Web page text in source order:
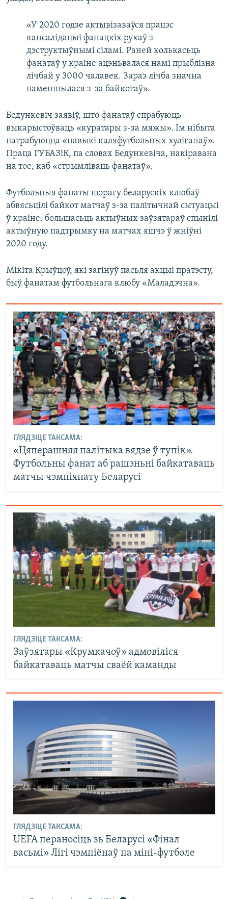
«У 2020 годзе актывізаваўся працэс
кансалідацыі фанацкіх рухаў з
дэструктыўнымі сіламі. Раней колькасьць
фанатаў у краіне ацэньвалася намі прыблізна
лічбай у 3000 чалавек. Зараз лічба значна
паменшылася з-за байкотаў».
Бедункевіч заявіў, што фанатаў спрабуюць
выкарыстоўваць «куратары з-за мяжы». Ім нібыта
патрабуюцца «навыкі каляфутбольных хуліганаў».
Праца ГУБАЗіК, па словах Бедункевіча, накіравана
на тое, каб «стрымліваць фанатаў».
Футбольныя фанаты шэрагу беларускіх клюбаў
абвясьцілі байкот матчаў з-за палітычнай сытуацыі
ў краіне. большасьць актыўных заўзятараў спынілі
актыўную падтрымку на матчах яшчэ ў жніўні
2020 году.
Мікіта Крыўцоў, які загінуў пасьля акцыі пратэсту,
быў фанатам футбольнага клюбу «Маладэчна».
ГЛЯДЗІЦЕ ТАКСАМА:
«Цяперашняя палітыка вядзе ў тупік».
Футбольны фанат аб рашэньні байкатаваць
матчы чэмпіянату Беларусі
ГЛЯДЗІЦЕ ТАКСАМА:
Заўзятары «Крумкачоў» адмовіліся
байкатаваць матчы сваёй каманды
ГЛЯДЗІЦЕ ТАКСАМА:
UEFA пераносіць зь Беларусі «Фінал
васьмі» Лігі чэмпіёнаў па міні-футболе